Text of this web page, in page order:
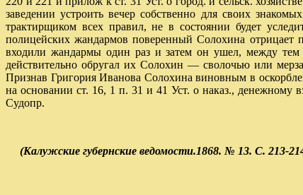
заведении устроить вечер собственно для своих
трактирщиком всех правил, не в состоянии будет
полицейских жандармов поверенный Солохина отрицает
входили жандармы один раз и затем он ушел, между тем
действительно обругал их Солохин — сволочью или
Признав Григория Иванова Солохина виновным в
на основании ст. 16, 1 п. 31 и 41 Уст. о наказ., денежному
Судопр.
(Калужские губернские ведомости.1868. № 13. С. 213-